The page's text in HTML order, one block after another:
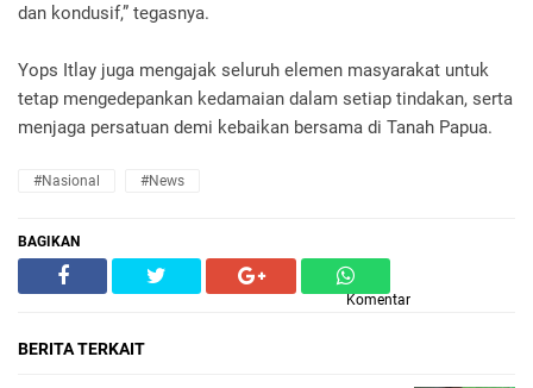
dan kondusif,” tegasnya.
Yops Itlay juga mengajak seluruh elemen masyarakat untuk
tetap mengedepankan kedamaian dalam setiap tindakan, serta
menjaga persatuan demi kebaikan bersama di Tanah Papua.
#Nasional #News
BAGIKAN
Komentar
BERITA TERKAIT